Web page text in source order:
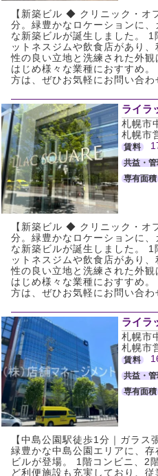
【新築ビル ◆ クリニック・オ
分。緑豊かなロケーションに
な新築ビルが誕生しました。
ットネスジムや飲食店があり
性の良い立地と洗練された外
はじめ様々な業種におすすめ
方は、ぜひお気軽にお問い合わ
ライラ
札幌市
札幌市
賃料
共益・
専有面積
【新築ビル ◆ クリニック・オ
分。緑豊かなロケーションに
な新築ビルが誕生しました。
ットネスジムや飲食店があり
性の良い立地と洗練された外
はじめ様々な業種におすすめ
方は、ぜひお気軽にお問い合わ
ライラ
札幌市
札幌市
賃料
共益・
専有面積
【中島公園駅徒歩1分｜ガラス
緑豊かな中島公園エリアに、
ビルが登場。 1階コンビニ、2
ど利便施設も充実しており、